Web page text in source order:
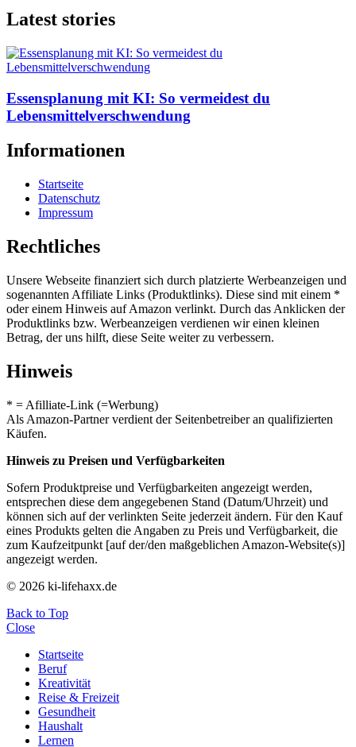
Latest stories
Essensplanung mit KI: So vermeidest du
Lebensmittelverschwendung
Informationen
Startseite
Datenschutz
Impressum
Rechtliches
Unsere Webseite finanziert sich durch platzierte Werbeanzeigen und
sogenannten Affiliate Links (Produktlinks). Diese sind mit einem *
oder einem Hinweis auf Amazon verlinkt. Durch das Anklicken der
Produktlinks bzw. Werbeanzeigen verdienen wir einen kleinen
Betrag, der uns hilft, diese Seite weiter zu verbessern.
Hinweis
* = Afilliate-Link (=Werbung)
Als Amazon-Partner verdient der Seitenbetreiber an qualifizierten
Käufen.
Hinweis zu Preisen und Verfügbarkeiten
Sofern Produktpreise und Verfügbarkeiten angezeigt werden,
entsprechen diese dem angegebenen Stand (Datum/Uhrzeit) und
können sich auf der verlinkten Seite jederzeit ändern. Für den Kauf
eines Produkts gelten die Angaben zu Preis und Verfügbarkeit, die
zum Kaufzeitpunkt [auf der/den maßgeblichen Amazon-Website(s)]
angezeigt werden.
© 2026 ki-lifehaxx.de
Back to Top
Close
Startseite
Beruf
Kreativität
Reise & Freizeit
Gesundheit
Haushalt
Lernen